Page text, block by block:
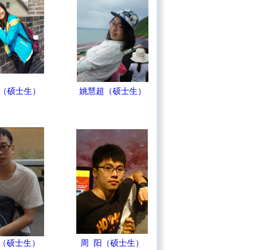
硕士生） 姚慧超（硕士生）
硕士生） 周 阳（硕士生）